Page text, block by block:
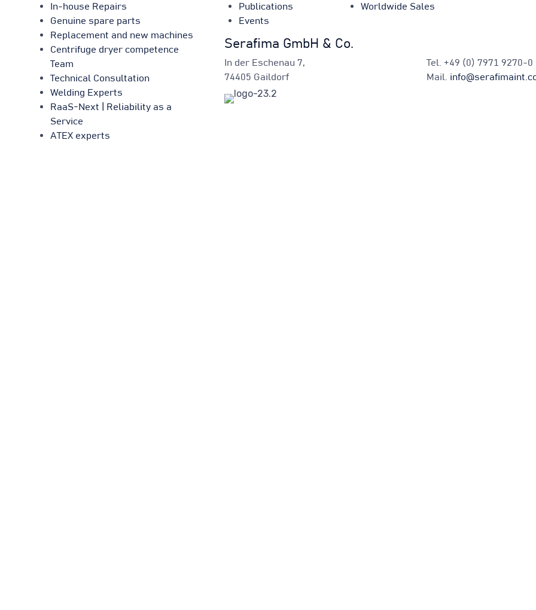
In-house Repairs
Genuine spare parts
Replacement and new machines
Centrifuge dryer competence
Team
Technical Consultation
Welding Experts
RaaS-Next | Reliability as a
Service
ATEX experts
Publications
Events
Worldwide Sales
Serafima GmbH & Co.
In der Eschenau 7,
74405 Gaildorf
Tel. +49 (0) 7971 9270-0
Mail.